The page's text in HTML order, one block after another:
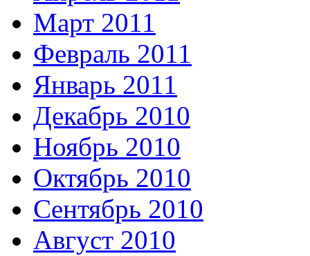
Март 2011
Февраль 2011
Январь 2011
Декабрь 2010
Ноябрь 2010
Октябрь 2010
Сентябрь 2010
Август 2010